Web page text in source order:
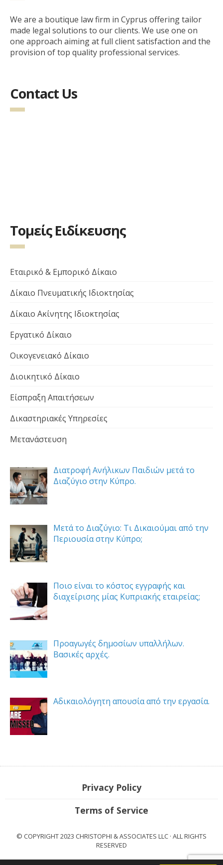
We are a boutique law firm in Cyprus offering tailor
made legal solutions to our clients. We use one on
one approach aiming at full client satisfaction and the
provision of top quality professional services.
Contact Us
Τομείς Ειδίκευσης
Εταιρικό & Εμπορικό Δίκαιο
Δίκαιο Πνευματικής Ιδιοκτησίας
Δίκαιο Ακίνητης Ιδιοκτησίας
Εργατικό Δίκαιο
Οικογενειακό Δίκαιο
Διοικητικό Δίκαιο
Είσπραξη Απαιτήσεων
Δικαστηριακές Υπηρεσίες
Μετανάστευση
Διατροφή Ανήλικων Παιδιών μετά το
Διαζύγιο στην Κύπρο.
Μετά το Διαζύγιο: Τι Δικαιούμαι από την
Περιουσία στην Κύπρο;
Ποιο είναι το κόστος εγγραφής και
διαχείρισης μίας Κυπριακής εταιρείας;
Προαγωγές δημοσίων υπαλλήλων.
Βασικές αρχές.
Αδικαιολόγητη απουσία από την εργασία.
Privacy Policy
Terms of Service
© COPYRIGHT 2023 CHRISTOPHI & ASSOCIATES LLC · ALL RIGHTS
RESERVED